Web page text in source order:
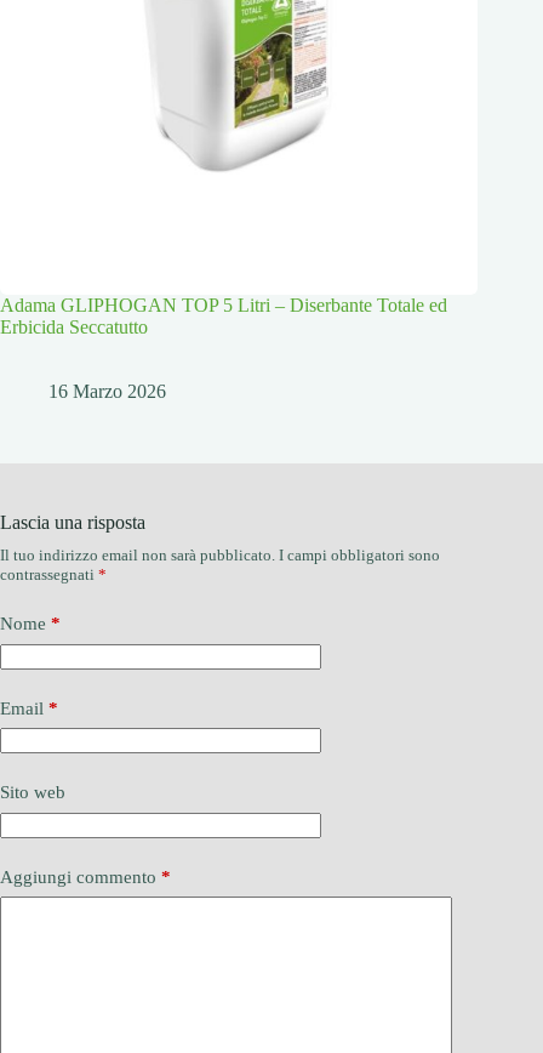
Adama GLIPHOGAN TOP 5 Litri – Diserbante Totale ed
Erbicida Seccatutto
16 Marzo 2026
Lascia una risposta
Il tuo indirizzo email non sarà pubblicato. I campi obbligatori sono
contrassegnati *
Nome *
Email *
Sito web
Aggiungi commento *